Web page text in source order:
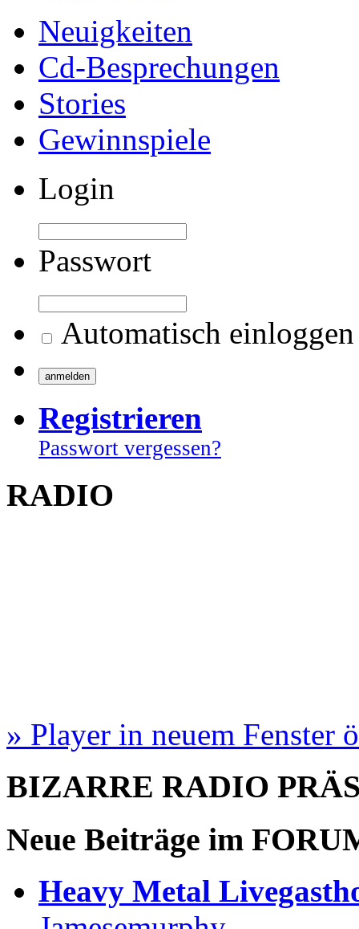
Neuigkeiten
Cd-Besprechungen
Stories
Gewinnspiele
Login
Passwort
Automatisch einloggen
Registrieren
Passwort vergessen?
RADIO
» Player in neuem Fenster
BIZARRE RADIO
Neue Beiträge im
Heavy Metal